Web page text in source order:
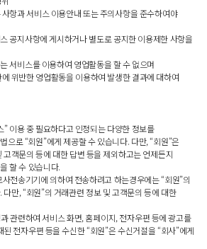
항과 서비스 이용안내 또는 주의사항을 준수하여야
공지사항에 게시하거나 별도로 공지한 이용제한 사항을
서비스를 이용하여 영업활동을 할 수 없으며
위반한 영업활동을 이용하여 발생한 결과에 대하여
” 이용 중 필요하다고 인정되는 다양한 정보를
으로 “회원”에게 제공할 수 있습니다. 다만, “회원”은
객문의 등에 대한 답변 등을 제외하고는 언제든지
할 수 있습니다.
전송기기에 의하여 전송하려고 하는경우에는 “회원”의
만, “회원”의 거래관련 정보 및 고객문의 등에 대한
관련하여 서비스 화면, 홈페이지, 전자우편 등에 광고를
전자우편 등을 수신한 “회원”은 수신거절을 “회사”에게